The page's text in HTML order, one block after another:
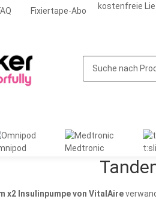
Fixiertape-Abo kostenfreie
Medtronic
x2 Insulinpumpe von VitalAire